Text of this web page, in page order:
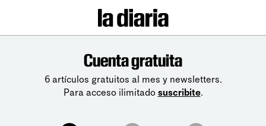
Cuenta gratuita
6 artículos gratuitos al mes y newsletters.
Para acceso ilimitado suscribite.